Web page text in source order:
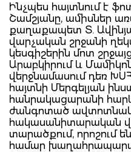
Ինչպես հայտնում է
Շամշյանը, ամիսներ
քաղաքապետ Տ.
վարչական շրջանի
կեսգիշերին մոտ
Արաբկիրում և
վերջնամասում դեռ
հայտնի Մերգելյան
հանրակացարանի
ժանգոտած
հակասանիտարական
տարածքում, որոշում
համար